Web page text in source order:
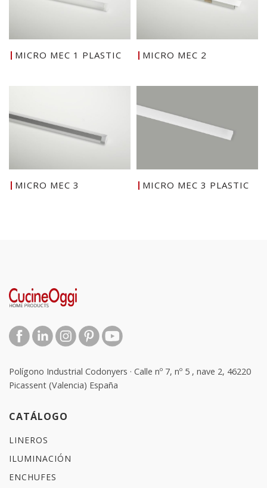
MICRO MEC 1 PLASTIC MICRO MEC 2
MICRO MEC 3 MICRO MEC 3 PLASTIC
Polígono Industrial Codonyers · Calle nº 7, nº 5 , nave 2, 46220
Picassent (Valencia) España
CATÁLOGO
LINEROS
ILUMINACIÓN
ENCHUFES